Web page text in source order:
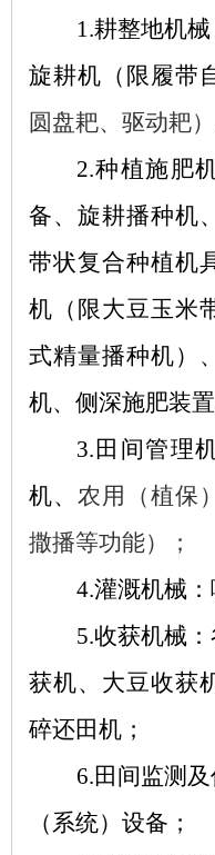
1.耕整地机
旋耕机（限履带
圆盘耙、驱动耙）
2.种植施肥
备、旋耕播种机
带状复合种植机
机（限大豆玉米
式精量播种机）
机、侧深施肥装置
3.田间管理
机、农用（植保
撒播等功能）；
4.灌溉机械：
5.收获机械
获机、大豆收获
碎还田机；
6.田间监测
（系统）设备；